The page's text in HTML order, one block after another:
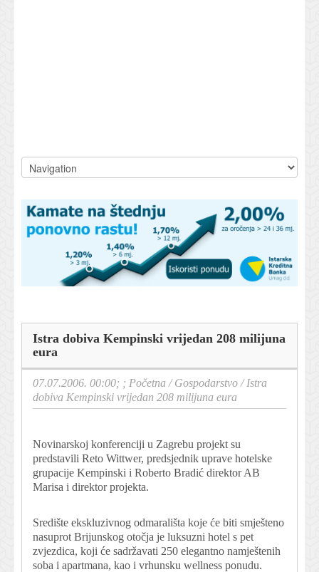
Istra dobiva Kempinski vrijedan 208 milijuna
eura
07.07.2006. 00:00; ; Početna /Gospodarstvo /Istra
dobiva Kempinski vrijedan 208 milijuna eura
Novinarskoj konferenciji u Zagrebu projekt su
predstavili Reto Wittwer, predsjednik uprave hotelske
grupacije Kempinski i Roberto Bradić direktor AB
Marisa i direktor projekta.
Središte ekskluzivnog odmarališta koje će biti smješteno
nasuprot Brijunskog otočja je luksuzni hotel s pet
zvjezdica, koji će sadržavati 250 elegantno namještenih
soba i apartmana, kao i vrhunsku wellness ponudu.